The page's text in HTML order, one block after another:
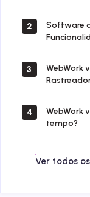
2
Software
3
WebWork
4
WebWork
tempo?
Ver todos